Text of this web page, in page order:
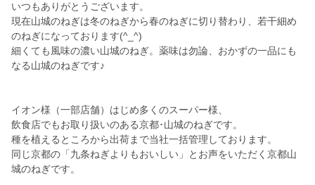
いつもありがとうございます。
現在山城のねぎは冬のねぎから春のねぎに切り替わり、若干細め
のねぎになっております(^_^)
細くても風味の濃い山城のねぎ。薬味は勿論、おかずの一品にも
なる山城のねぎです♪
イオン様（一部店舗）はじめ多くのスーパー様、
飲食店でもお取り扱いのある京都･山城のねぎです。
種を植えるところから出荷まで当社一括管理しております。
同じ京都の「九条ねぎよりもおいしい」とお声をいただく京都山
城のねぎです。